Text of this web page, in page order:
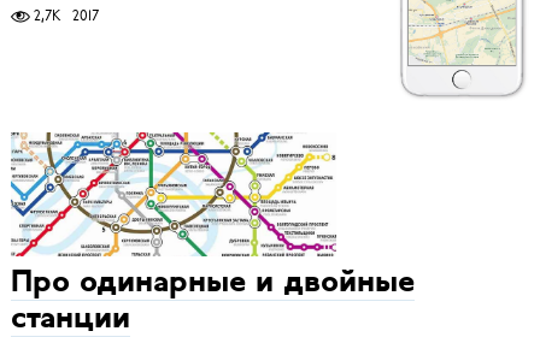
2,7K 2017
Про одинарные и двойные
станции